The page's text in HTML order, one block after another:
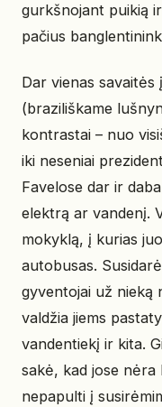
gurkšnojant puikią
pačius
Dar vienas savaitės
(braziliškame
kontrastai – nuo
iki neseniai
Favelose dar ir
elektrą ar vandenį.
mokyklą, į kurias
autobusas.
gyventojai už nieką
valdžia jiems
vandentiekį ir kita.
sakė, kad jose nėra
nepapulti į